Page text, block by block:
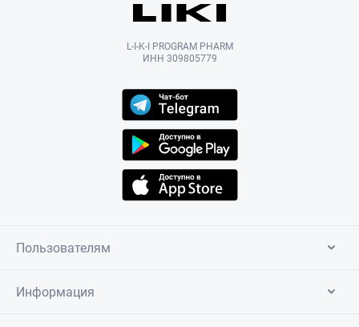
L-I-K-I PROGRAM PHARM
ИНН 309805779
Пользователям
Информация